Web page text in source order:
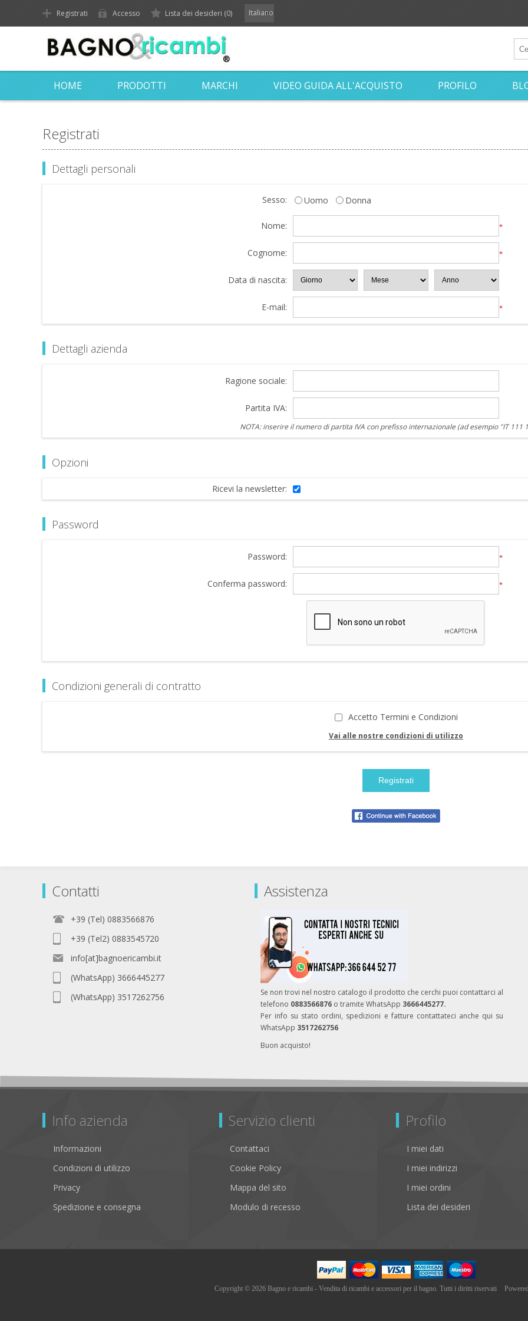
Registrati Accesso Lista dei desideri (0) Italiano
HOME PRODOTTI MARCHI VIDEO GUIDA ALL'ACQUISTO PROFILO
Registrati
Dettagli personali
Sesso: Uomo Donna
Nome: *
Cognome: *
Data di nascita:
E-mail: *
Dettagli azienda
Ragione sociale:
Partita IVA:
NOTA: inserire il numero di partita IVA con prefisso internazionale (ad esempio "IT 111
Opzioni
Ricevi la newsletter:
Password
Password: *
Conferma password: *
Condizioni generali di contratto
Accetto Termini e Condizioni
Vai alle nostre condizioni di utilizzo
Contatti
+39 (Tel) 0883566876
+39 (Tel2) 0883545720
info[at]bagnoericambi.it
(WhatsApp) 3666445277
(WhatsApp) 3517262756
Assistenza
Se non trovi nel nostro catalogo il prodotto che cerchi puoi contattarci al
telefono 0883566876 o tramite WhatsApp 3666445277.
Per info su stato ordini, spedizioni e fatture contattateci anche qui su
WhatsApp 3517262756
Buon acquisto!
Info azienda
Informazioni
Condizioni di utilizzo
Privacy
Spedizione e consegna
Servizio clienti
Contattaci
Cookie Policy
Mappa del sito
Modulo di recesso
Profilo
I miei dati
I miei indirizzi
I miei ordini
Lista dei desideri
Copyright © 2026 Bagno e ricambi - Vendita di ricambi e accessori per il bagno. Tutti i diritti riservati